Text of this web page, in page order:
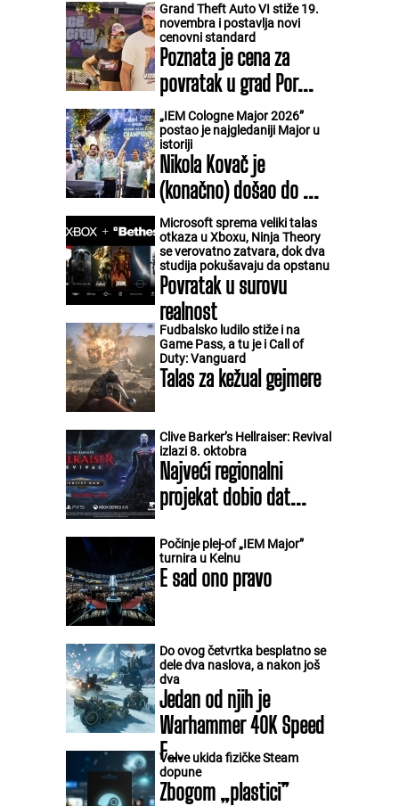
Grand Theft Auto VI stiže 19.
novembra i postavlja novi
cenovni standard
Poznata je cena za
povratak u grad Por...
„IEM Cologne Major 2026”
postao je najgledaniji Major u
istoriji
Nikola Kovač je
(konačno) došao do ...
Microsoft sprema veliki talas
otkaza u Xboxu, Ninja Theory
se verovatno zatvara, dok dva
studija pokušavaju da opstanu
Povratak u surovu
realnost
Fudbalsko ludilo stiže i na
Game Pass, a tu je i Call of
Duty: Vanguard
Talas za kežual gejmere
Clive Barker’s Hellraiser: Revival
izlazi 8. oktobra
Najveći regionalni
projekat dobio dat...
Počinje plej-of „IEM Major”
turnira u Kelnu
E sad ono pravo
Do ovog četvrtka besplatno se
dele dva naslova, a nakon još
dva
Jedan od njih je
Warhammer 40K Speed
F...
Valve ukida fizičke Steam
dopune
Zbogom „plastici”